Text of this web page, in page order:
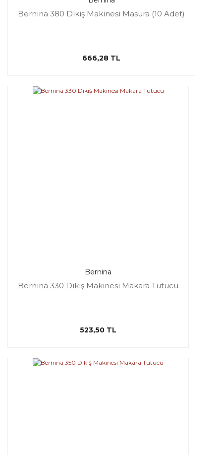
Bernina 380 Dikiş Makinesi Masura (10 Adet)
666,28 TL
Bernina
Bernina 330 Dikiş Makinesi Makara Tutucu
523,50 TL